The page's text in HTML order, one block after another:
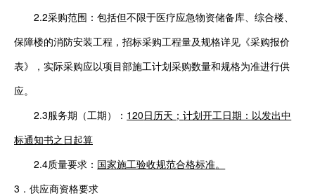
2.2采购范围：包括但不限于医疗应急物资储备库、综合楼、
保障楼的消防安装工程，招标采购工程量及规格详见《采购报价
表》，实际采购应以项目部施工计划采购数量和规格为准进行供
应。
2.3服务期（工期）： 120日历天；计划开工日期：以发出中
标通知书之日起算
2.4质量要求： 国家施工验收规范合格标准。
3 ． 供应商资格要求